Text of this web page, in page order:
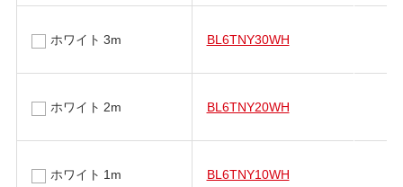
ホワイト 3m BL6TNY30WH
ホワイト 2m BL6TNY20WH
ホワイト 1m BL6TNY10WH